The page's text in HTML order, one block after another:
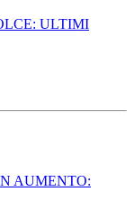
ULTIMI
AUMENTO: